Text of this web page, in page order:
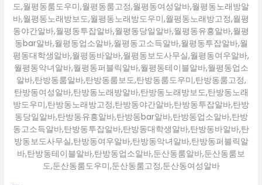
도,월평동룸도우미,월평동룸고정,월평동여성알바,월평동노래방알
바,월평동노래방보도,월평동노래방도우미,월평동노래방고정,월평
동야간알바,월평동투잡알바,월평동당일알바,월평동유흥알바,월평
동bar알바,월평동업소알바,월평동고소득알바,월평동투잡알바,월
평동대학생알바,월평동바알바,월평동보도사무실,월평동여우알바,
월평동악녀알바,월평동퍼블릭알바,월평동테이블알바,월평동업소
알바,탄방동룸알바,탄방동룸보도,탄방동룸도우미,탄방동룸고정,
탄방동여성알바,탄방동노래방알바,탄방동노래방보도,탄방동노래
방도우미,탄방동노래방고정,탄방동야간알바,탄방동투잡알바,탄방
동당일알바,탄방동유흥알바,탄방동bar알바,탄방동업소알바,탄방
동고소득알바,탄방동투잡알바,탄방동대학생알바,탄방동바알바,탄
방동보도사무실,탄방동여우알바,탄방동악녀알바,탄방동퍼블릭알
바,탄방동테이블알바,탄방동업소알바,둔산동룸알바,둔산동룸보
도,둔산동룸도우미,둔산동룸고정,둔산동여성알바